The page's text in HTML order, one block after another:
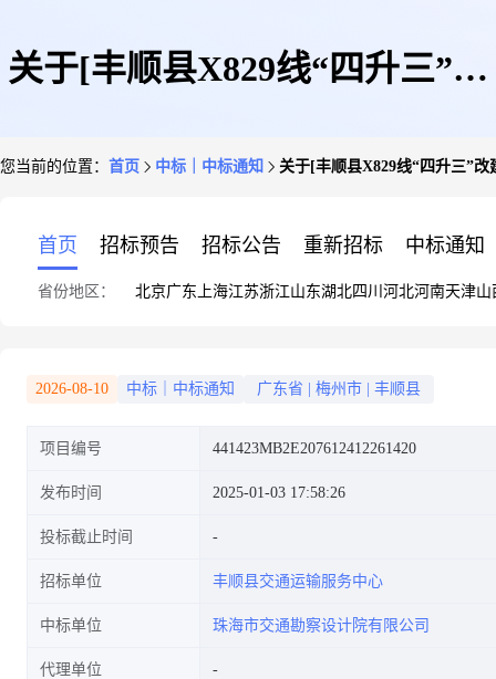
关于[丰顺县X829线“四升三”改
您当前的位置： 首页 中标｜中标通知 关于[丰顺县X829线“四升三”
首页 招标预告 招标公告 重新招标 中标通知
省份地区： 北京广东 上海江苏浙江山东湖北四川 河北河南天津山
2026-08-10 中标｜中标通知 广东省 梅州市 丰顺县
项目编号 441423MB2E207612412261420
发布时间 2025-01-03 17:58:26
投标截止时间
招标单位 丰顺县交通运输服务中心
中标单位 珠海市交通勘察设计院有限公司
代理单位